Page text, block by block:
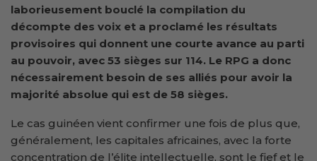
laborieusement bouclé la compilation du
décompte des voix et a proclamé les résultats
provisoires qui donnent une courte avance au parti
au pouvoir, avec 53 sièges sur 114. Le RPG a donc
nécessairement besoin de ses alliés pour avoir la
majorité absolue qui est de 58 sièges.
Le cas guinéen vient confirmer une fois de plus que,
généralement, les capitales africaines, avec la forte
concentration de l’élite intellectuelle, sont le fief et le